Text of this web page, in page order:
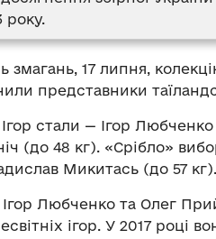
року.
змагань, 17 липня,
представники
стали — Ігор
(до 48 кг). «Срібло»
Микитась (до 57 кг).
Любченко та Олег
ігор. У 2017 році